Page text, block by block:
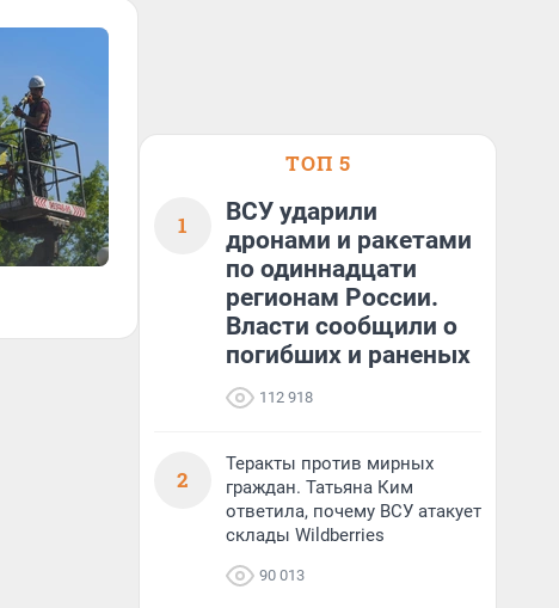
ТОП 5
1
ВСУ ударили
дронами и ракетами
по одиннадцати
регионам России.
Власти сообщили о
погибших и раненых
112 918
2
Теракты против мирных
граждан. Татьяна Ким
ответила, почему ВСУ атакует
склады Wildberries
90 013